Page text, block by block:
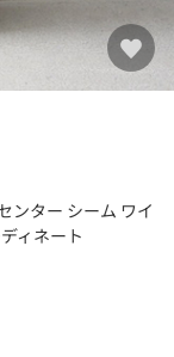
ンター シーム ワイ
ィネート